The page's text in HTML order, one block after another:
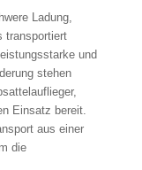
Ladung,
transportiert
und
stehen
Einsatz bereit.
aus einer
die